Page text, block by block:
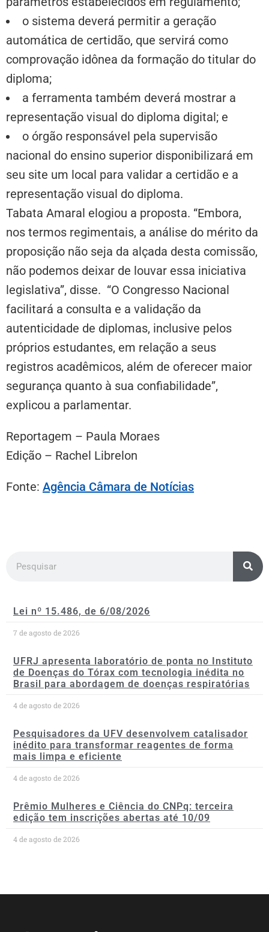
o sistema deverá permitir a geração
automática de certidão, que servirá como
comprovação idônea da formação do titular do
diploma;
a ferramenta também deverá mostrar a
representação visual do diploma digital; e
o órgão responsável pela supervisão
nacional do ensino superior disponibilizará em
seu site um local para validar a certidão e a
representação visual do diploma.
Tabata Amaral elogiou a proposta. “Embora,
nos termos regimentais, a análise do mérito da
proposição não seja da alçada desta comissão,
não podemos deixar de louvar essa iniciativa
legislativa”, disse. “O Congresso Nacional
facilitará a consulta e a validação da
autenticidade de diplomas, inclusive pelos
próprios estudantes, em relação a seus
registros acadêmicos, além de oferecer maior
segurança quanto à sua confiabilidade”,
explicou a parlamentar.
Reportagem – Paula Moraes
Edição – Rachel Librelon
Fonte: Agência Câmara de Notícias
Lei nº 15.486, de 6/08/2026
7 de agosto de 2026
UFRJ apresenta laboratório de ponta no Instituto
de Doenças do Tórax com tecnologia inédita no
Brasil para abordagem de doenças respiratórias
4 de agosto de 2026
Pesquisadores da UFV desenvolvem catalisador
inédito para transformar reagentes de forma
mais limpa e eficiente
4 de agosto de 2026
Prêmio Mulheres e Ciência do CNPq: terceira
edição tem inscrições abertas até 10/09
4 de agosto de 2026